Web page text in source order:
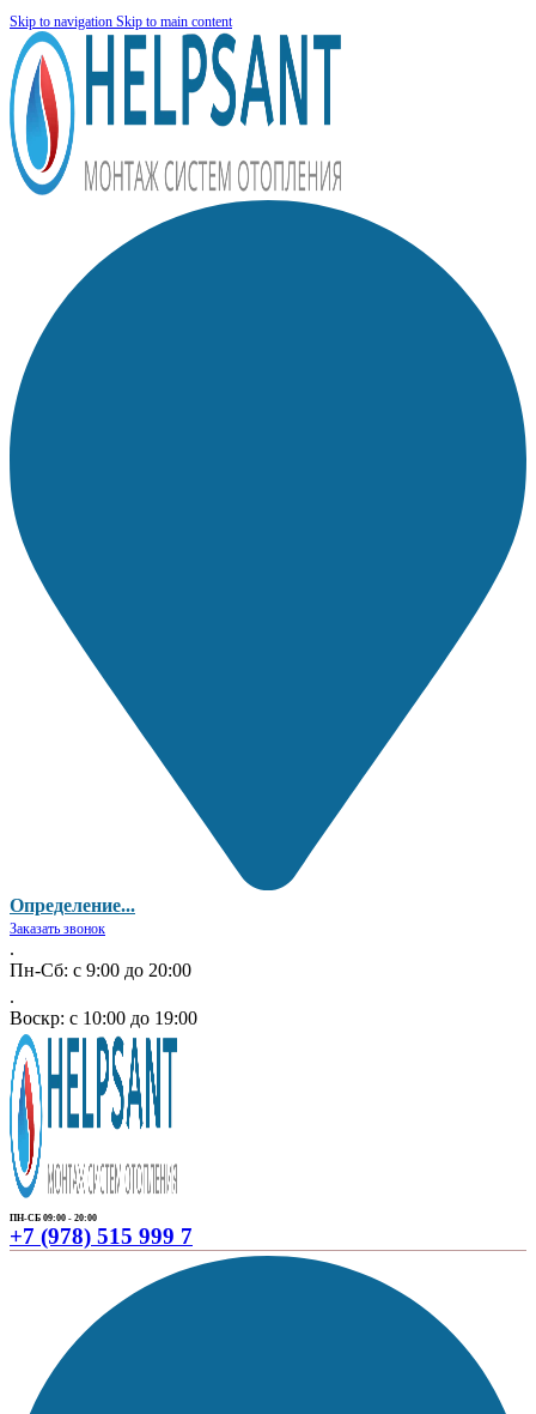
Skip to navigation Skip to main content
Определение...
Заказать звонок
.
Пн-Сб: с 9:00 до 20:00
.
Воскр: с 10:00 до 19:00
ПН-СБ 09:00 - 20:00
+7 (978) 515 999 7